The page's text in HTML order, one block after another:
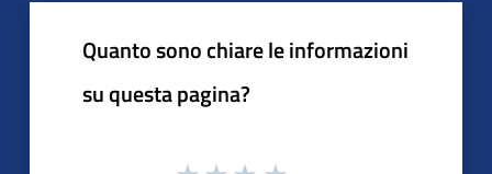
Quanto sono chiare le informazioni
su questa pagina?